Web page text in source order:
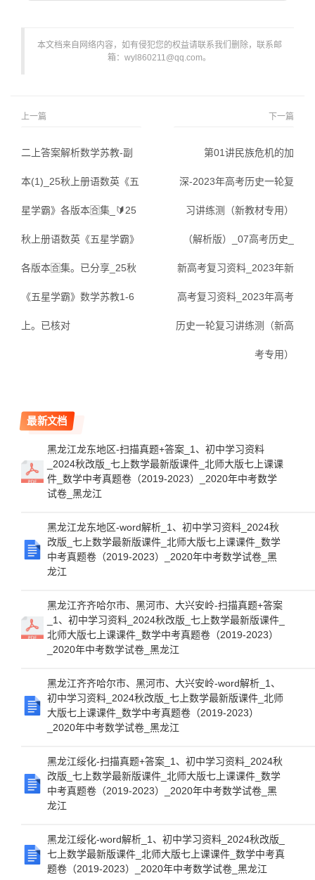
本文档来自网络内容，如有侵犯您的权益请联系我们删除，联系邮
箱：wyl860211@qq.com。
上一篇
二上答案解析数学苏教-副
本(1)_25秋上册语数英《五
星学霸》各版本🈴集_🔰25
秋上册语数英《五星学霸》
各版本🈴集。已分享_25秋
《五星学霸》数学苏教1-6
上。已核对
下一篇
第01讲民族危机的加
深-2023年高考历史一轮复
习讲练测（新教材专用）
（解析版）_07高考历史_
新高考复习资料_2023年新
高考复习资料_2023年高考
历史一轮复习讲练测（新高
考专用）
最新文档
黑龙江龙东地区-扫描真题+答案_1、初中学习资料
_2024秋改版_七上数学最新版课件_北师大版七上课课
件_数学中考真题卷（2019-2023）_2020年中考数学
试卷_黑龙江
黑龙江龙东地区-word解析_1、初中学习资料_2024秋
改版_七上数学最新版课件_北师大版七上课课件_数学
中考真题卷（2019-2023）_2020年中考数学试卷_黑
龙江
黑龙江齐齐哈尔市、黑河市、大兴安岭-扫描真题+答案
_1、初中学习资料_2024秋改版_七上数学最新版课件_
北师大版七上课课件_数学中考真题卷（2019-2023）
_2020年中考数学试卷_黑龙江
黑龙江齐齐哈尔市、黑河市、大兴安岭-word解析_1、
初中学习资料_2024秋改版_七上数学最新版课件_北师
大版七上课课件_数学中考真题卷（2019-2023）
_2020年中考数学试卷_黑龙江
黑龙江绥化-扫描真题+答案_1、初中学习资料_2024秋
改版_七上数学最新版课件_北师大版七上课课件_数学
中考真题卷（2019-2023）_2020年中考数学试卷_黑
龙江
黑龙江绥化-word解析_1、初中学习资料_2024秋改版_
七上数学最新版课件_北师大版七上课课件_数学中考真
题卷（2019-2023）_2020年中考数学试卷_黑龙江